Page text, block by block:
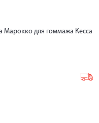
Марокко для гоммажа Кесса